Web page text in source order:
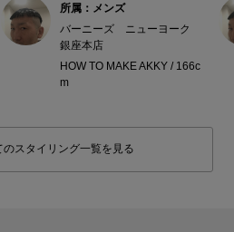
所属：メンズ
バーニーズ ニューヨーク
銀座本店
HOW TO MAKE AKKY / 166c
m
のスタイリング一覧を見る